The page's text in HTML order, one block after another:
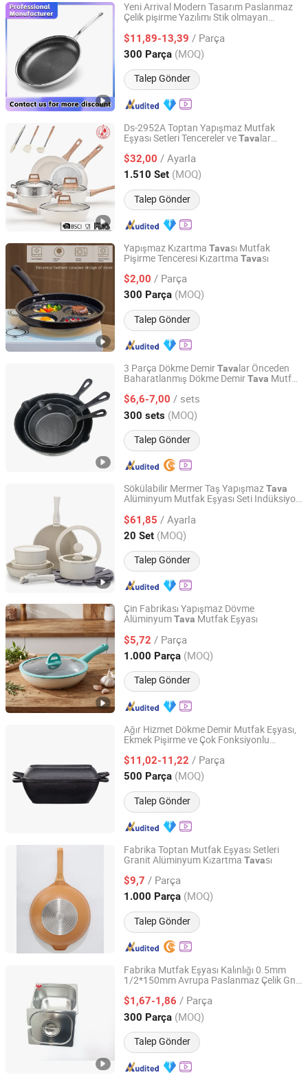
Yeni Arrival Modern Tasarım Paslanmaz
Çelik pişirme Yazılımı Stik olmayan
Tavası
$11,89-13,39 / Parça
300 Parça (MOQ)
Talep Gönder
Heshan City Yinghong Metal Products Co., Ltd.
Guangdong, China Fiyat 2023
Ds-2952A Toptan Yapışmaz Mutfak
Eşyası Setleri Tencereler veTavalar
Kızartma Tavası Alüminyum Pişirme
Tenceresi Kapaklı
$32,00 / Ayarla
1.510 Set (MOQ)
Talep Gönder
Chongqing Deng's Yaohe Knifeware Co., Ltd.
Chongqing, China Fiyat 2023
Yapışmaz Kızartma Tavası Mutfak
Pişirme Tenceresi Kızartma Tavası
$2,00 / Parça
300 Parça (MOQ)
Talep Gönder
Chaozhou Jinbole Stainless Steel Products Co., Ltd.
Guangdong, China Fiyat 2025
3 Parça Dökme DemirTavalar Önceden
Baharatlanmış Dökme DemirTava Mutfak
$6,6-7,00 / sets
300 sets (MOQ)
Talep Gönder
Hebei Shangqiao Imp. & Exp. Co., Ltd.
Hebei, China Fiyat 2024
Sökülabilir Mermer Taş YapışmazTava
Alüminyum Mutfak Eşyası Seti Indüksiyon
$61,85 / Ayarla
20 Set (MOQ)
Talep Gönder
Ningbo Ezfocus Co., Ltd.
Zhejiang, China Fiyat 2021
Çin Fabrikası Yapışmaz Dövme
AlüminyumTava Mutfak Eşyası
$5,72 / Parça
1.000 Parça (MOQ)
Talep Gönder
Yongkang Manxinge Industry and Trade Co., Ltd.
Zhejiang, China Fiyat 2026
Ağır Hizmet Dökme Demir Mutfak Eşyası,
Ekmek Pişirme ve Çok Fonksiyonlu
Tavası
$11,02-11,22 / Parça
500 Parça (MOQ)
Talep Gönder
Hebei Xilaifu Technology Co., Ltd.
Hebei, China Fiyat 2025
Fabrika Toptan Mutfak Eşyası Setleri
Granit Alüminyum Kızartma Tavası
$9,7 / Parça
1.000 Parça (MOQ)
Talep Gönder
Zhe Jiang Lai Ke Electronic Technology Co., Ltd
Zhejiang, China Fiyat 2023
Fabrika Mutfak Eşyası Kalınlığı 0.5mm
1/2*150mm Avrupa Paslanmaz Çelik Gn
$1,67-1,86 / Parça
300 Parça (MOQ)
Talep Gönder
Chaozhou Chao'an Yusheng Hardware Products Co., Ltd
Guangdong, China Fiyat 2024